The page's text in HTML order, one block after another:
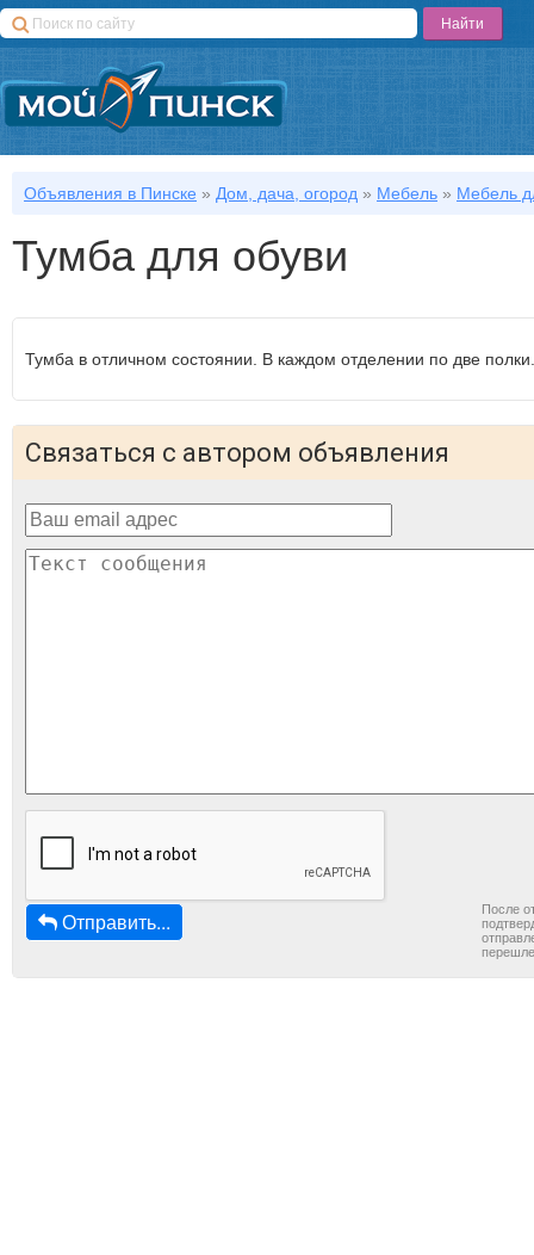
Объявления в Пинске » Дом, дача, огород » Мебель » Мебель
Тумба для обуви
Тумба в отличном состоянии. В каждом отделении по две
Связаться с автором объявления
Отправить...
После